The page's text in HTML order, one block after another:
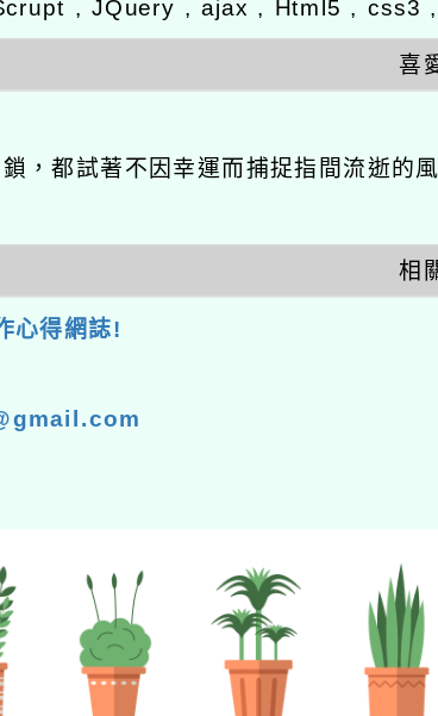
, JQuery , ajax , Html5 , css3 ,
喜
，都試著不因幸運而捕捉指間流逝的風
相
心得網誌!